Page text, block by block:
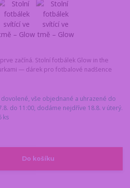
začíná. Stolní fotbálek Glow in the
— dárek pro fotbalové nadšence
vše objednané a uhrazené do
do 11:00, dodáme nejdříve 18.8. v úterý.
ks
Do košíku